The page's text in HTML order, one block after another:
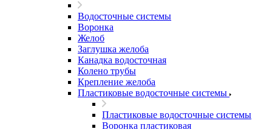
Водосточные системы
Воронка
Желоб
Заглушка желоба
Канадка водосточная
Колено трубы
Крепление желоба
Пластиковые водосточные системы
Пластиковые водосточные системы
Воронка пластиковая